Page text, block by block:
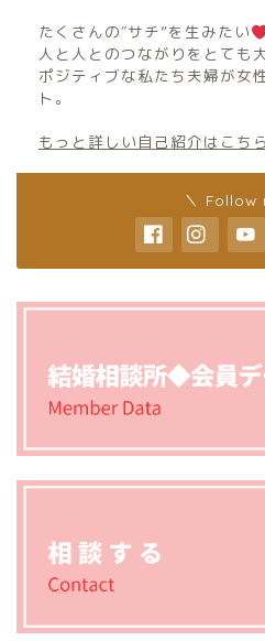
たくさんの″サチ”を生みたい
人と人とのつながりをとても
ポジティブな私たち夫婦が女
ト。
もっと詳しい自己紹介はこちら
＼ Follow